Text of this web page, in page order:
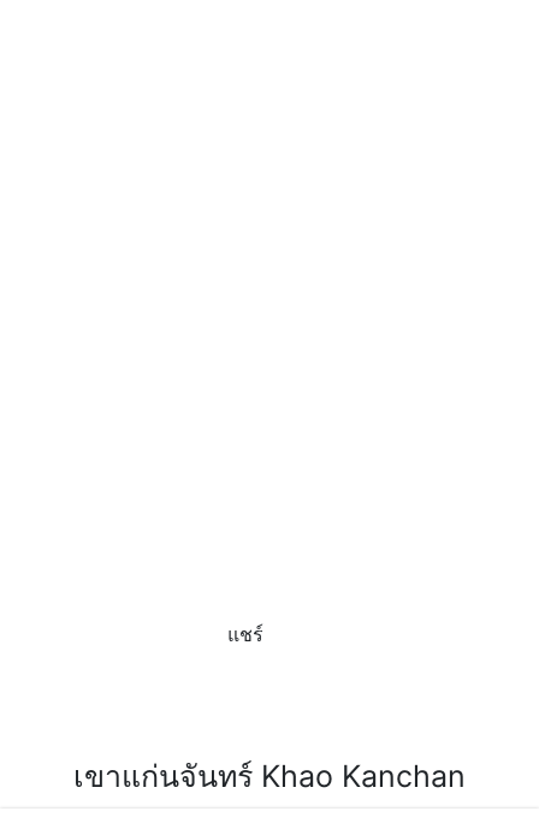
แชร์
เขาแก่นจันทร์ Khao Kanchan